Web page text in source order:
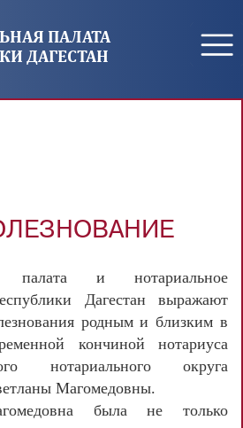
содержанию
ПАЛАТА
ДАГЕСТАН
палата и нотариальное
Дагестан выражают
родным и близким в
кончиной нотариуса
нотариального округа
Магомедовны.
была не только